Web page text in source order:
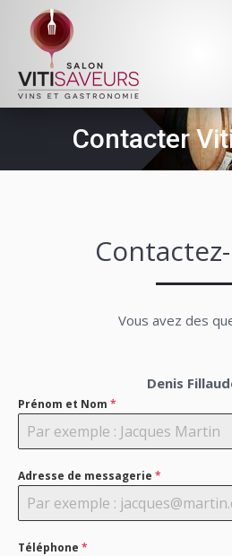
Contacter
Vous avez des
Denis
Prénom et Nom *
Adresse de messagerie *
Téléphone *